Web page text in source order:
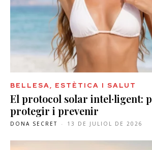
BELLESA, ESTÈTICA I SALUT
El protocol solar intel·ligent:
protegir i prevenir
DONA SECRET - 13 DE JULIOL DE 2026